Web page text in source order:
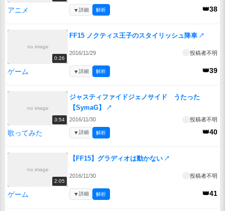
アニメ 👑38
▼詳細 解析
no image
0:26
FF15 ノクティス王子のスタイリッシュ降車 ↗
2016/11/29 投稿者不明
ゲーム 👑39
▼詳細 解析
no image
3:54
ジャスティファイドジェノサイド うたった
【SymaG】
↗
2016/11/30 投稿者不明
歌ってみた 👑40
▼詳細 解析
no image
2:05
【FF15】グラディオは動かない ↗
2016/11/30 投稿者不明
ゲーム 👑41
▼詳細 解析